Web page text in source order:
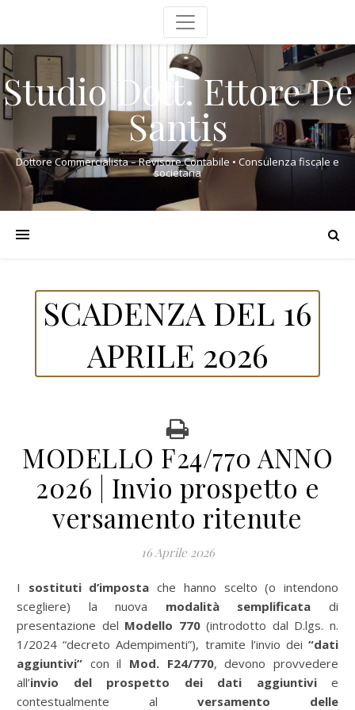
Studio Dott. Ettore De
Santis
Dottore Commercialista – Revisore Contabile • Consulenza fiscale e
societaria
SCADENZA DEL 16
APRILE 2026
MODELLO F24/770 ANNO
2026 | Invio prospetto e
versamento ritenute
16 Aprile 2026
sostituti d’impostache hanno scelto (o intendono
scegliere) la nuova modalità semplificata di
presentazione del Modello 770(introdotto dal D.lgs. n.
1/2024 “decreto Adempimenti”), tramite l’invio dei “dati
aggiuntivi” con il Mod. F24/770, devono provvedere
all’invio del prospetto dei dati aggiuntivie
contestualmente al versamento delle